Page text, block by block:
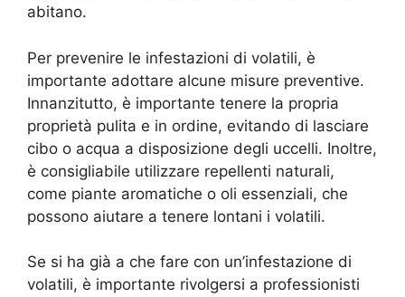
abitano.
Per prevenire le infestazioni di volatili, è
importante adottare alcune misure preventive.
Innanzitutto, è importante tenere la propria
proprietà pulita e in ordine, evitando di lasciare
cibo o acqua a disposizione degli uccelli. Inoltre,
è consigliabile utilizzare repellenti naturali,
come piante aromatiche o oli essenziali, che
possono aiutare a tenere lontani i volatili.
Se si ha già a che fare con un’infestazione di
volatili, è importante rivolgersi a professionisti